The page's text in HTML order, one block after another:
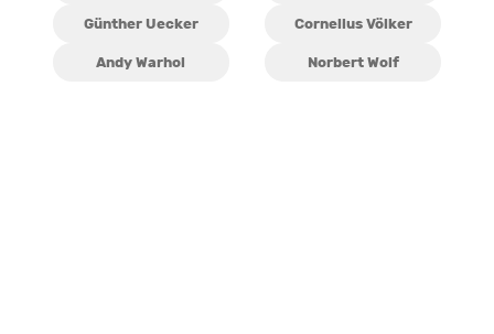
Günther Uecker Cornelius Völker
Andy Warhol Norbert Wolf